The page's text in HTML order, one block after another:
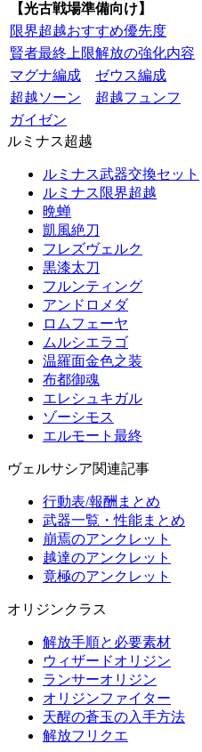
【光古戦場準備向け】
限界超越おすすめ優先度
賢者最終上限解放の強化内容
マグナ編成
ゼウス編成
超越ソーン
超越フュンフ
ガイゼン
ルミナス超越
ルミナス武器交換セット
ルミナス限界超越
晩蝉
凱風絶刀
フレズヴェルク
黒漆太刀
フルンティング
アンドロメダ
ロムフェーヤ
ムルシエラゴ
温羅面金色之装
布都御魂
エレシュキガル
ゾーシモス
エルモート最終
ヴェルサシア関連記事
行動表/報酬まとめ
武器一覧・性能まとめ
崩焉のアンクレット
越達のアンクレット
竟極のアンクレット
オリジンクラス
解放手順と必要素材
ウィザードオリジン
ランサーオリジン
オリジンファイター
天醒の蒼玉の入手方法
解放フリクエ